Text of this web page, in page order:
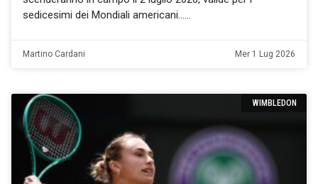
sedicesimi dei Mondiali americani…
Martino Cardani Mer 1 Lug 2026
WIMBLEDON